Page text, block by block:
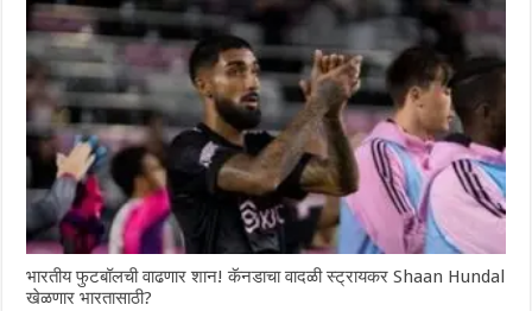
भारतीय फुटबॉलची वाढणार शान! कॅनडाचा वादळी स्ट्रायकर Shaan Hundal
खेळणार भारतासाठी?